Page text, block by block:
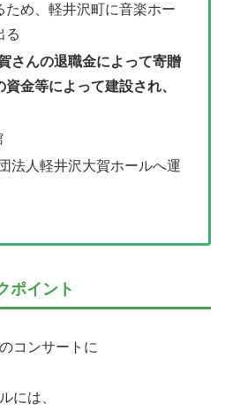
ため、軽井沢町に音楽ホー
る
さんの退職金によって寄贈
金等によって建設され、
法人軽井沢大賀ホールへ運
ポイント
コンサートに
には、